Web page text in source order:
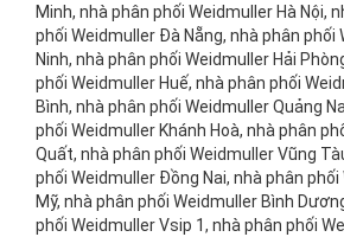
Minh, nhà phân phối Weidmuller Hà Nội,
phối Weidmuller Đà Nẵng, nhà phân phối
Ninh, nhà phân phối Weidmuller Hải
phối Weidmuller Huế, nhà phân phối
Bình, nhà phân phối Weidmuller Quảng
phối Weidmuller Khánh Hoà, nhà phân
Quất, nhà phân phối Weidmuller Vũng
phối Weidmuller Đồng Nai, nhà phân phối
Mỹ, nhà phân phối Weidmuller Bình
phối Weidmuller Vsip 1, nhà phân phối